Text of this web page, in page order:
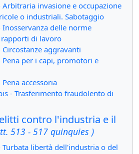
invasione e occupazione
o industriali. Sabotaggio
delle norme
di lavoro
aggravanti
per i capi, promotori e
accessoria
- Trasferimento fraudolento di
contro l'industria e il
513 - 517 quinquies )
libertà dell'industria o del